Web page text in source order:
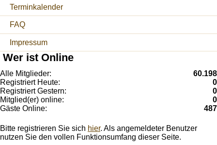
Terminkalender
FAQ
Impressum
Wer ist Online
Alle Mitglieder:
60.198
Registriert Heute:
0
Registriert Gestern:
0
Mitglied(er) online:
0
Gäste Online:
487
Bitte registrieren Sie sich hier. Als angemeldeter Benutzer
nutzen Sie den vollen Funktionsumfang dieser Seite.